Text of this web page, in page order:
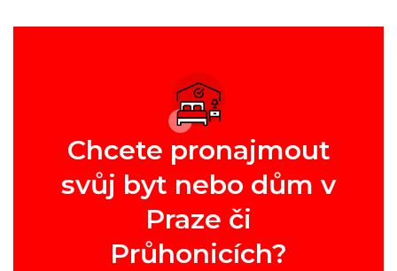
Chcete pronajmout
svůj byt nebo dům v
Praze či
Průhonicích?